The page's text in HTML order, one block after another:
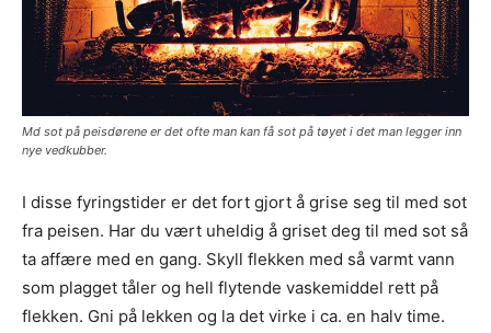
Md sot på peisdørene er det ofte man kan få sot på tøyet i det man legger inn
nye vedkubber.
I disse fyringstider er det fort gjort å grise seg til med sot
fra peisen. Har du vært uheldig å griset deg til med sot så
ta affære med en gang. Skyll flekken med så varmt vann
som plagget tåler og hell flytende vaskemiddel rett på
flekken. Gni på lekken og la det virke i ca. en halv time.